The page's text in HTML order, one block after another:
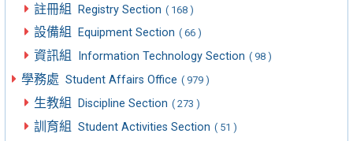
註冊組 Registry Section ( 168 )
設備組 Equipment Section ( 66 )
資訊組 Information Technology Section ( 98 )
學務處 Student Affairs Office ( 979 )
生教組 Discipline Section ( 273 )
訓育組 Student Activities Section ( 51 )